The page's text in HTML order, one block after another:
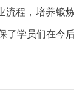
，培养锻
学员们在今